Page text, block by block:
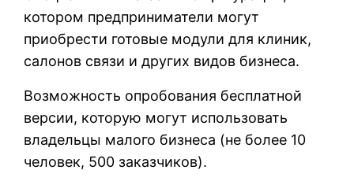
котором предприниматели могут
приобрести готовые модули для клиник,
салонов связи и других видов бизнеса.
Возможность опробования бесплатной
версии, которую могут использовать
владельцы малого бизнеса (не более 10
человек, 500 заказчиков).